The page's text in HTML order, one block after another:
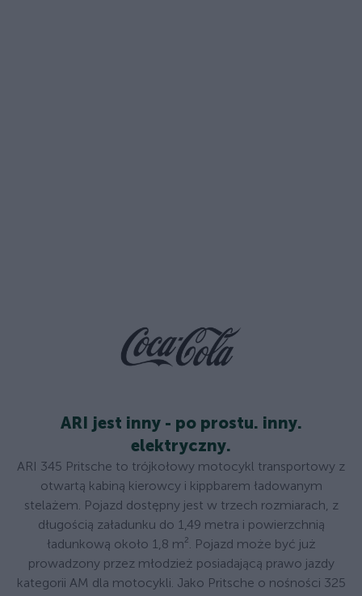
ARI jest inny - po prostu. inny.
elektryczny.
ARI 345 Pritsche to trójkołowy motocykl transportowy z
otwartą kabiną kierowcy i kippbarem ładowanym
stelażem. Pojazd dostępny jest w trzech rozmiarach, z
długością załadunku do 1,49 metra i powierzchnią
ładunkową około 1,8 m². Pojazd może być już
prowadzony przez młodzież posiadającą prawo jazdy
kategorii AM dla motocykli. Jako Pritsche o nośności 325